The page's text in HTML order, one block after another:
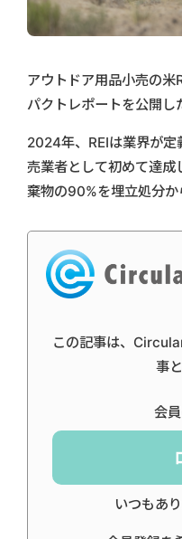
アウトドア用品小売の
パクトレポートを公開し
2024年、REIは業界が定
売業者として初めて達成
棄物の90%を埋立処分か
この記事は、
事
会
いつもあ